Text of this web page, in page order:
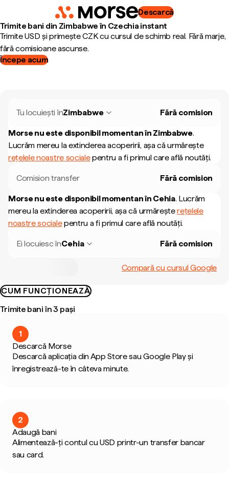
Descarcă
Trimite bani din Zimbabwe în Czechia instant
Trimite USD și primește CZK cu cursul de schimb real. Fără marje,
fără comisioane ascunse.
Începe acum
Tu locuiești înZimbabwe Fără comision
Morse nu este disponibil momentan în Zimbabwe.
Lucrăm mereu la extinderea acoperirii, așa că urmărește
rețelele noastre socialepentru a fi primul care află noutăți.
Comision transfer Fără comision
Morse nu este disponibil momentan în Cehia. Lucrăm
mereu la extinderea acoperirii, așa că urmăreșterețelele
noastre socialepentru a fi primul care află noutăți.
Ei locuiesc înCehia Fără comision
Compară cu cursul Google
CUM FUNCȚIONEAZĂ
Trimite bani în 3 pași
1
Descarcă Morse
Descarcă aplicația din App Store sau Google Play și
înregistrează-te în câteva minute.
2
Adaugă bani
Alimentează-ți contul cu USD printr-un transfer bancar
sau card.